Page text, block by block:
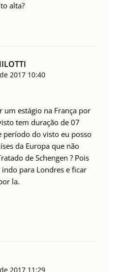
alta?
2017 10:40
um estágio na França por
tem duração de 07
período do visto eu posso
da Europa que não
de Schengen ? Pois
para Londres e ficar
la.
2017 11:29